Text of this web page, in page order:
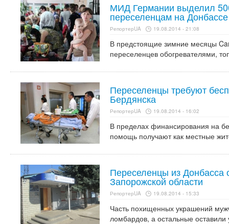
МИД Германии выделил
переселенцам на Донбассе
РепортерUA 19.08.2014 - 21:08
В предстоящие зимние месяцы
переселенцев обогревателями,
Переселенцы требуют
Бердянска
РепортерUA 19.08.2014 - 16:02
В пределах финансирования на
помощь получают как местные
Переселенцы из Донбасса
Запорожской области
РепортерUA 19.08.2014 - 15:33
Часть похищенных украшений
ломбардов, а остальные оставили